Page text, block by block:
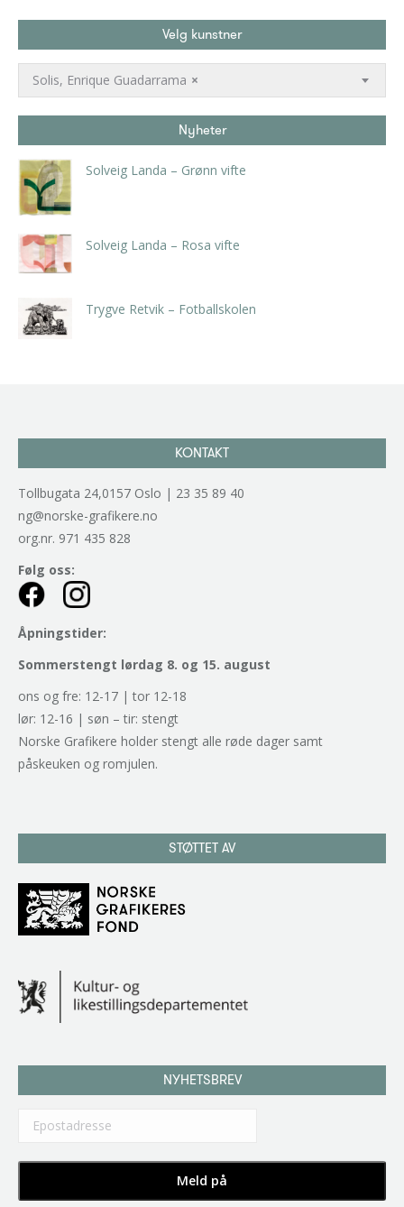
Velg kunstner
×
Solis, Enrique Guadarrama
Nyheter
Solveig Landa – Grønn vifte
Solveig Landa – Rosa vifte
Trygve Retvik – Fotballskolen
KONTAKT
Tollbugata 24,0157 Oslo | 23 35 89 40
ng@norske-grafikere.no
org.nr. 971 435 828
Følg oss:
Åpningstider:
Sommerstengt lørdag 8. og 15. august
ons og fre: 12-17 | tor 12-18
lør: 12-16 | søn – tir: stengt
Norske Grafikere holder stengt alle røde dager samt
påskeuken og romjulen.
STØTTET AV
NYHETSBREV